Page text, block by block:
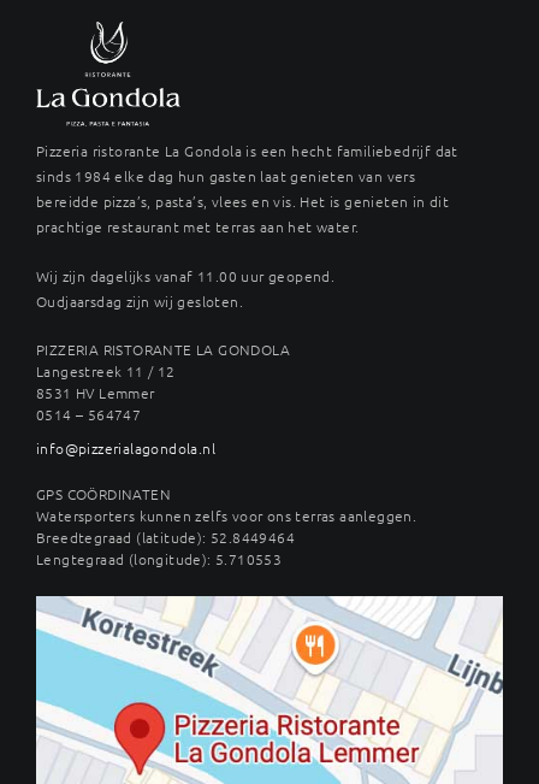
Pizzeria ristorante La Gondola is een hecht familiebedrijf dat
sinds 1984 elke dag hun gasten laat genieten van vers
bereidde pizza’s, pasta’s, vlees en vis. Het is genieten in dit
prachtige restaurant met terras aan het water.
Wij zijn dagelijks vanaf 11.00 uur geopend.
Oudjaarsdag zijn wij gesloten.
PIZZERIA RISTORANTE LA GONDOLA
Langestreek 11 / 12
8531 HV Lemmer
0514 – 564747
info@pizzerialagondola.nl
GPS COÖRDINATEN
Watersporters kunnen zelfs voor ons terras aanleggen.
Breedtegraad (latitude): 52.8449464
Lengtegraad (longitude): 5.710553